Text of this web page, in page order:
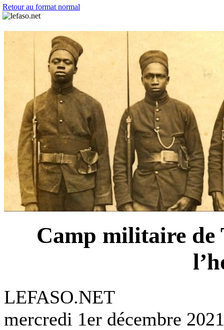
Retour au format normal
Camp militaire de
LEFASO.NET
mercredi 1er décembre